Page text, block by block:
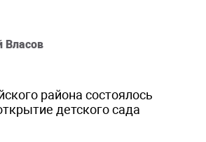
Власов
района состоялось
детского сада